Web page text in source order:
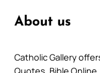
About us
Catholic Gallery